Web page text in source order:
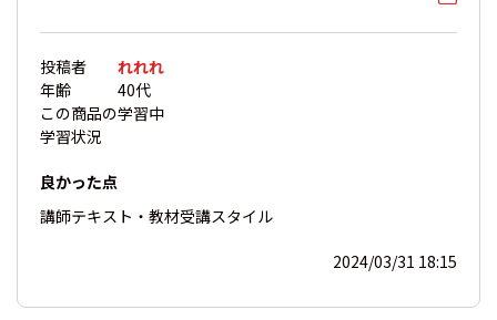
投稿者
れれれ
年齢
40代
この商品の
学習状況
学習中
良かった点
講師テキスト・教材受講スタイル
2024/03/31 18:15